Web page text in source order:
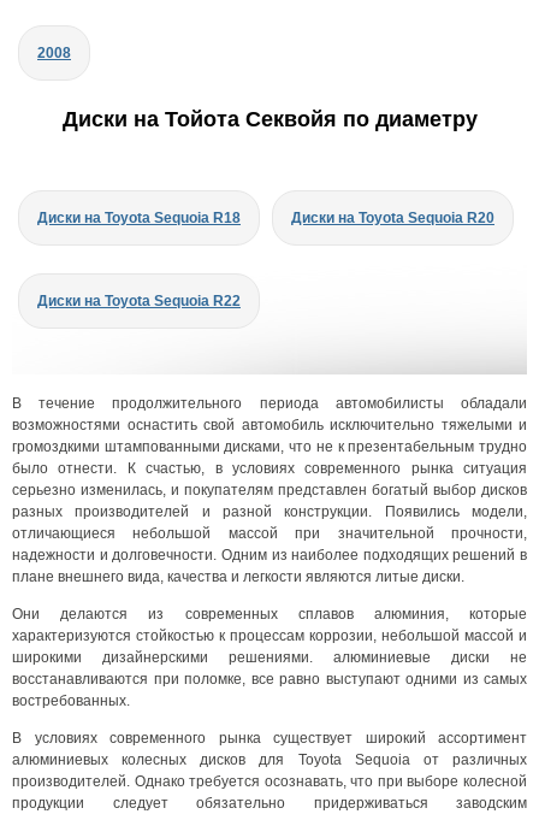
2008
Диски на Тойота Секвойя по диаметру
Диски на Toyota Sequoia R18 Диски на Toyota Sequoia R20
Диски на Toyota Sequoia R22
В течение продолжительного периода автомобилисты обладали
возможностями оснастить свой автомобиль исключительно тяжелыми и
громоздкими штампованными дисками, что не к презентабельным трудно
было отнести. К счастью, в условиях современного рынка ситуация
серьезно изменилась, и покупателям представлен богатый выбор дисков
разных производителей и разной конструкции. Появились модели,
отличающиеся небольшой массой при значительной прочности,
надежности и долговечности. Одним из наиболее подходящих решений в
плане внешнего вида, качества и легкости являются литые диски.
Они делаются из современных сплавов алюминия, которые
характеризуются стойкостью к процессам коррозии, небольшой массой и
широкими дизайнерскими решениями. алюминиевые диски не
восстанавливаются при поломке, все равно выступают одними из самых
востребованных.
В условиях современного рынка существует широкий ассортимент
алюминиевых колесных дисков для Toyota Sequoia от различных
производителей. Однако требуется осознавать, что при выборе колесной
продукции следует обязательно придерживаться заводским